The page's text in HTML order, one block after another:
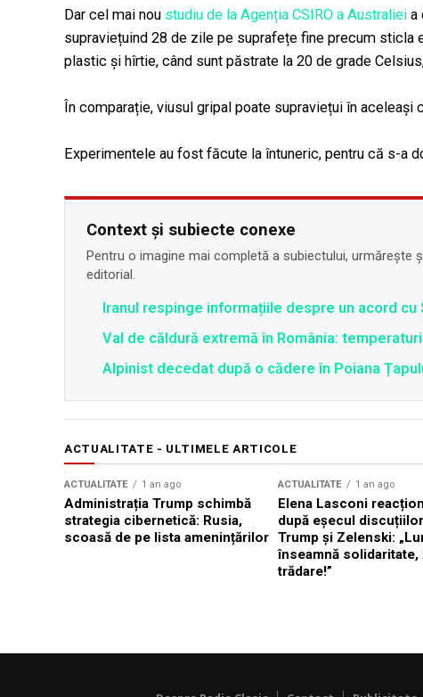
Dar cel mai nou studiu de la Agenția CSIRO a Australiei a
supraviețuind 28 de zile pe suprafețe fine precum sticla
plastic și hîrtie, când sunt păstrate la 20 de grade
În comparație, viusul gripal poate supraviețui în
Experimentele au fost făcute la întuneric, pentru că s-a
Context și subiecte conexe
Pentru o imagine mai completă a subiectului, urmărește
editorial.
Iranul respinge informațiile despre un acord cu
Val de căldură extremă în România:
Alpinist decedat după o cădere în Poiana
ACTUALITATE - ULTIMELE ARTICOLE
ACTUALITATE 1 an ago
Administrația Trump schimbă
strategia cibernetică: Rusia,
scoasă de pe lista amenințărilor
ACTUALITATE 1 an ago
Elena Lasconi
după eșecul
Trump și Zelenski:
înseamnă solidaritate,
trădare!”